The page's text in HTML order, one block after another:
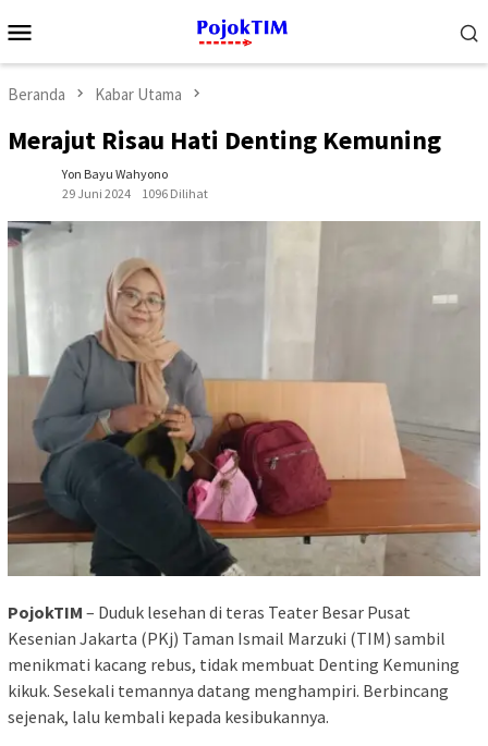
ke
Mobile
Beranda Kabar Utama
Merajut Risau Hati Denting Kemuning
Yon Bayu Wahyono
29 Juni 2024
1096 Dilihat
PojokTIM – Duduk lesehan di teras Teater Besar Pusat
Kesenian Jakarta (PKj) Taman Ismail Marzuki (TIM) sambil
menikmati kacang rebus, tidak membuat Denting Kemuning
kikuk. Sesekali temannya datang menghampiri. Berbincang
sejenak, lalu kembali kepada kesibukannya.